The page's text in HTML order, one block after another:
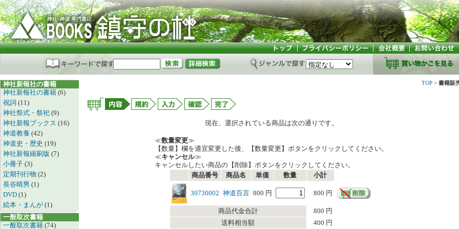
神社新報社の書籍
神社新報社の書籍 (6)
祝詞 (11)
神社祭式・祭祀 (9)
神社新報ブックス (16)
神道教養 (42)
神道史・歴史 (19)
神社新報縮刷版 (7)
小冊子 (3)
定期刊行物 (2)
長谷晴男 (1)
DVD (1)
絵本・まんが (1)
一般取次書籍
一般取次書籍 (74)
TOP > 書籍販
現在、選択されている商品は次の通りです。
≪数量変更≫
【数量】欄を適宜変更した後、【数量変更】ボタンをクリックしてください。
≪キャンセル≫
キャンセルしたい商品の【削除】ボタンをクリックしてください。
商品番号
商品名 単価 数量 小計
30730002 神道百言 800 円 800 円
商品代金合計
800 円
送料相当額
400 円